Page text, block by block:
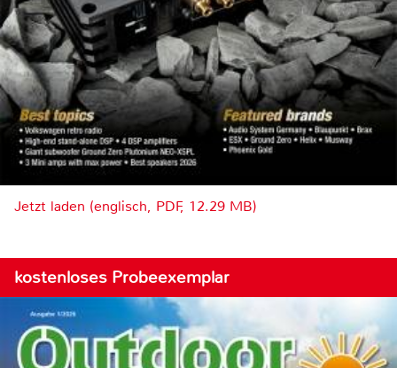
Jetzt laden (englisch, PDF, 12.29 MB)
kostenloses Probeexemplar